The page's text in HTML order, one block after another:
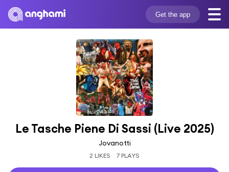
Get the app
Le Tasche Piene Di Sassi (Live 2025)
Jovanotti
2 LIKES 7 PLAYS